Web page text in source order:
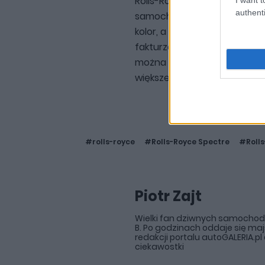
samochodu, może
kolor, a także jest w stanie
fakturze i odcieniu.
Cena
można spodziewać się, że
większego znaczenia.
#rolls-royce #Rolls-Royce Spectre
Piotr Zajt
Wielki fan dziwnych
B. Po godzinach oddaje się
redakcji portalu
ciekawostki